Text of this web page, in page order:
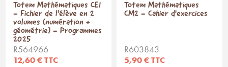
Totem Mathématiques CE1
- Fichier de l'élève en 2
volumes (numération +
géométrie) - Programmes
2025
R564966
12,60 € TTC
Totem Mathématiques
CM2 - Cahier d'exercices
R603843
5,90 € TTC